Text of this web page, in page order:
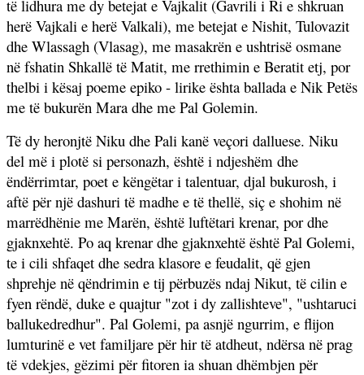
të lidhura me dy betejat e Vajkalit (Gavrili i Ri e shkruan
herë Vajkali e herë Valkali), me betejat e Nishit, Tulovazit
dhe Wlassagh (Vlasag), me masakrën e ushtrisë osmane
në fshatin Shkallë të Matit, me rrethimin e Beratit etj, por
thelbi i kësaj poeme epiko - lirike ështa ballada e Nik Petës
me të bukurën Mara dhe me Pal Golemin.
Të dy heronjtë Niku dhe Pali kanë veçori dalluese. Niku
del më i plotë si personazh, është i ndjeshëm dhe
ëndërrimtar, poet e këngëtar i talentuar, djal bukurosh, i
aftë për një dashuri të madhe e të thellë, siç e shohim në
marrëdhënie me Marën, është luftëtari krenar, por dhe
gjaknxehtë. Po aq krenar dhe gjaknxehtë është Pal Golemi,
te i cili shfaqet dhe sedra klasore e feudalit, që gjen
shprehje në qëndrimin e tij përbuzës ndaj Nikut, të cilin e
fyen rëndë, duke e quajtur "zot i dy zallishteve", "ushtaruci
ballukedredhur". Pal Golemi, pa asnjë ngurrim, e flijon
lumturinë e vet familjare për hir të atdheut, ndërsa në prag
të vdekjes, gëzimi për fitoren ia shuan dhëmbjen për